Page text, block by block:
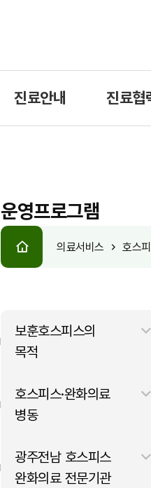
진료안내 진료협
운영프로그램
의료서비스 호스
보훈호스피스의
목적
호스피스·완화의료
병동
광주전남 호스피스
완화의료 전문기관